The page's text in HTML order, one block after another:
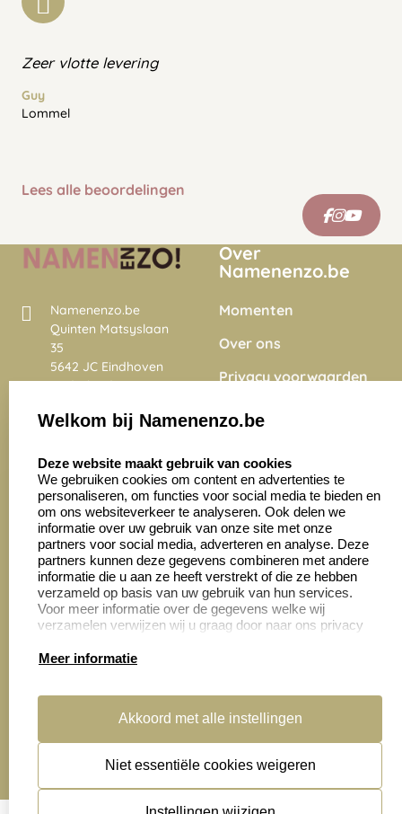
Zeer vlotte levering
Guy
Lommel
Lees alle beoordelingen
Namenenzo.be
Quinten Matsyslaan
35
5642 JC Eindhoven
Nederland
4028 beoordelingen
Over
Namenenzo.be
Momenten
Over ons
Privacy voorwaarden
Onze vacatures
Zakelijk:
Aanvraag op maat
Cadeaubonnen
Klantenservice:
Contact opnemen
Veelgestelde vragen
Retourneren
handleidingen
algemene voorwaarden
disclaimer
Welkom bij Namenenzo.be
Deze website maakt gebruik van cookies
We gebruiken cookies om content en advertenties te
personaliseren, om functies voor social media te bieden en
om ons websiteverkeer te analyseren. Ook delen we
informatie over uw gebruik van onze site met onze
partners voor social media, adverteren en analyse. Deze
partners kunnen deze gegevens combineren met andere
informatie die u aan ze heeft verstrekt of die ze hebben
verzameld op basis van uw gebruik van hun services.
Voor meer informatie over de gegevens welke wij
verzamelen verwijzen wij u graag door naar ons privacy
Meer informatie
Akkoord met alle instellingen
Niet essentiële cookies weigeren